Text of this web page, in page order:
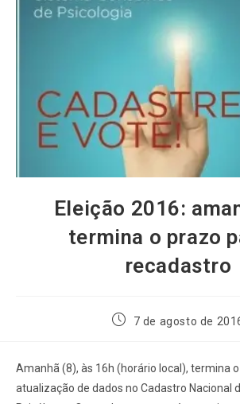
Eleição 2016:
termina o prazo
recadastro
7 de agosto de
Amanhã (8), às 16h (horário local), termina
atualização de dados no Cadastro Nacional